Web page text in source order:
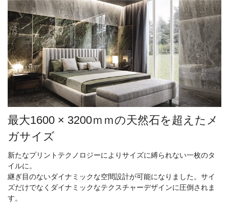
最大1600 × 3200ｍｍの天然石を超えたメ
ガサイズ
新たなプリントテクノロジーによりサイズに縛られない一枚のタ
イルに。
継ぎ目のないダイナミックな空間設計が可能になりました。サイ
ズだけでなくダイナミックなテクスチャーデザインに圧倒されま
す。